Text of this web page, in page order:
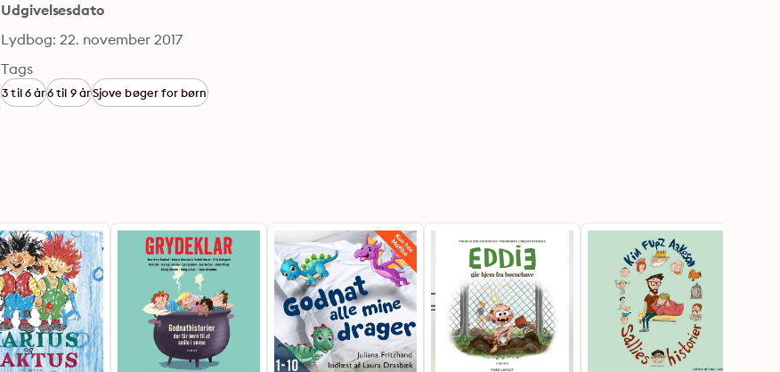
Udgivelsesdato
Lydbog: 22. november 2017
Tags
3 til 6 år6 til 9 årSjove bøger for børn